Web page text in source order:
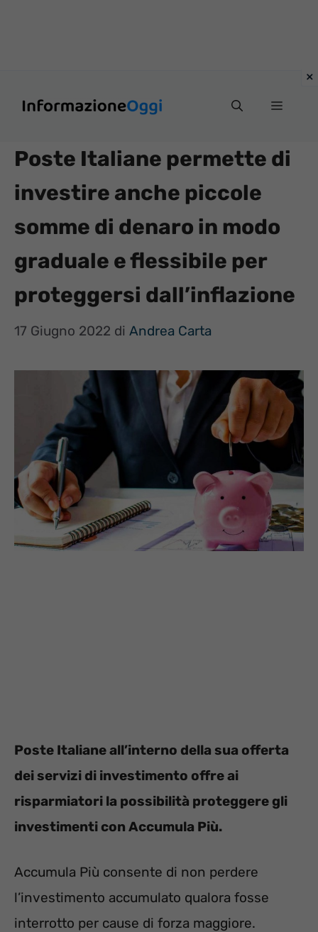
Menu
Poste Italiane permette di
investire anche piccole
somme di denaro in modo
graduale e flessibile per
proteggersi dall’inflazione
17 Giugno 2022 di Andrea Carta
Poste Italiane all’interno della sua offerta
dei servizi di investimento offre ai
risparmiatori la possibilità proteggere gli
investimenti con Accumula Più.
Accumula Più consente di non perdere
l’investimento accumulato qualora fosse
interrotto per cause di forza maggiore.